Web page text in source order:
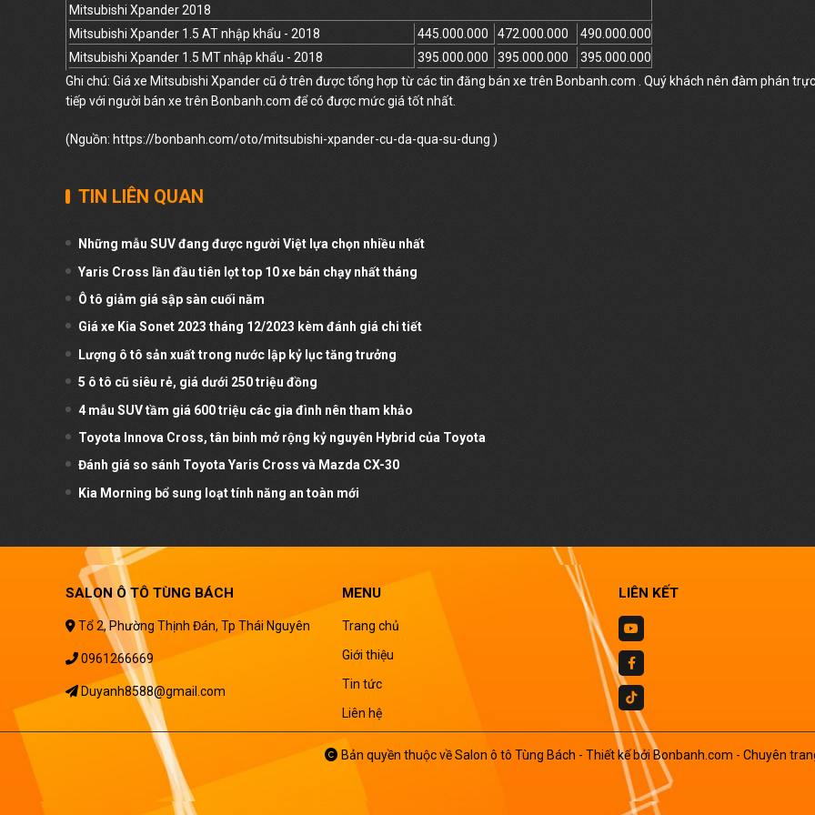
Mitsubishi Xpander 2018
Mitsubishi Xpander 1.5 AT nhập khẩu - 2018
445.000.000 472.000.000
490.000.000
Mitsubishi Xpander 1.5 MT nhập khẩu - 2018
395.000.000 395.000.000
395.000.000
Ghi chú: Giá xe Mitsubishi Xpander cũ ở trên được tổng hợp từ các tin đăng bán xe trên Bonbanh.com . Quý khách nên đàm phán trực
tiếp với người bán xe trên Bonbanh.com để có được mức giá tốt nhất.
(Nguồn: https://bonbanh.com/oto/mitsubishi-xpander-cu-da-qua-su-dung )
TIN LIÊN QUAN
Những mẫu SUV đang được người Việt lựa chọn nhiều nhất
Yaris Cross lần đầu tiên lọt top 10 xe bán chạy nhất tháng
Ô tô giảm giá sập sàn cuối năm
Giá xe Kia Sonet 2023 tháng 12/2023 kèm đánh giá chi tiết
Lượng ô tô sản xuất trong nước lập kỷ lục tăng trưởng
5 ô tô cũ siêu rẻ, giá dưới 250 triệu đồng
4 mẫu SUV tầm giá 600 triệu các gia đình nên tham khảo
Toyota Innova Cross, tân binh mở rộng kỷ nguyên Hybrid của Toyota
Đánh giá so sánh Toyota Yaris Cross và Mazda CX-30
Kia Morning bổ sung loạt tính năng an toàn mới
SALON Ô TÔ TÙNG BÁCH
Tổ 2, Phường Thịnh Đán, Tp Thái Nguyên
0961266669
Duyanh8588@gmail.com
MENU
Trang chủ
Giới thiệu
Tin tức
Liên hệ
LIÊN KẾT
Bản quyền thuộc về Salon ô tô Tùng Bách - Thiết kế bởi Bonbanh.com - Chuyên